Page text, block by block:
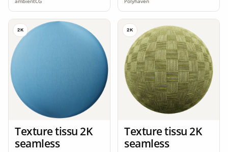
2K
Texture tissu 2K
seamless
2K
Texture tissu 2K
seamless